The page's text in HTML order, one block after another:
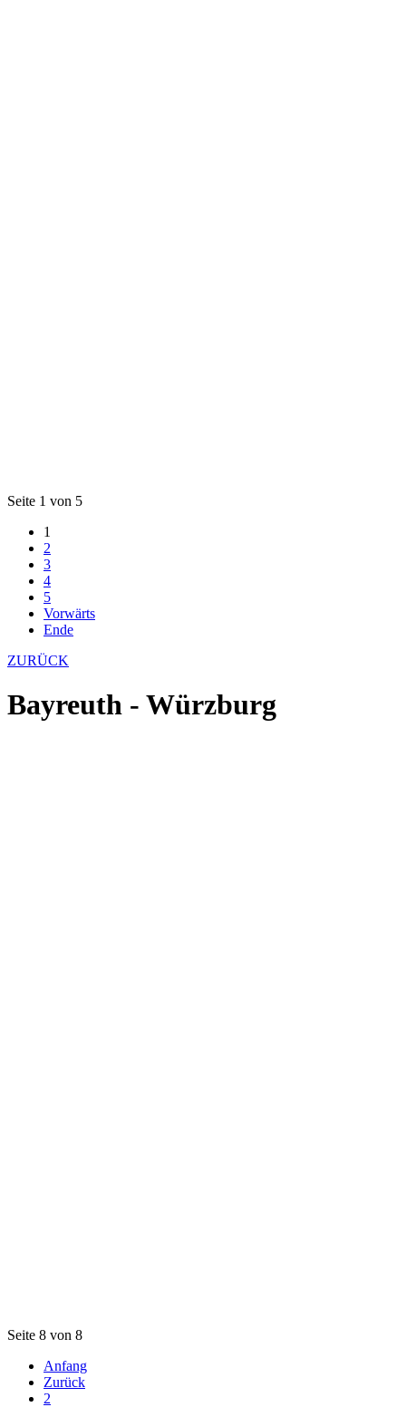
Seite 1 von 5
1
2
3
4
5
Vorwärts
Ende
ZURÜCK
Bayreuth - Würzburg
Seite 8 von 8
Anfang
Zurück
2